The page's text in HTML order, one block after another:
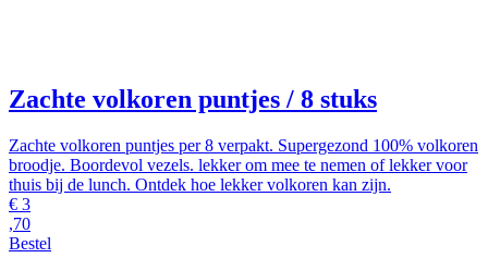
Zachte volkoren puntjes / 8 stuks
Zachte volkoren puntjes per 8 verpakt. Supergezond 100% volkoren
broodje. Boordevol vezels. lekker om mee te nemen of lekker voor
thuis bij de lunch. Ontdek hoe lekker volkoren kan zijn.
€ 3
,70
Bestel